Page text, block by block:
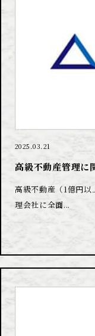
2025.03.21
高級不動産管理に
高級不動産（1億円
理会社に全面...